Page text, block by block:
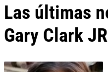
Las últimas
Gary Clark JR